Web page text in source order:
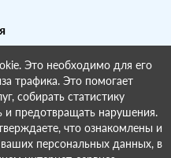
Это необходимо для его
трафика. Это помогает
собирать статистику
и предотвращать нарушения.
что ознакомлены и
персональных данных, в